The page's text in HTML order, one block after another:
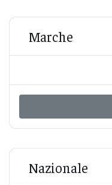
Marche
Nazionale